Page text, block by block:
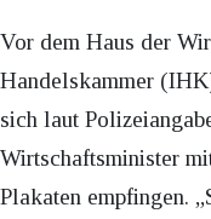
Vor dem Haus der
Handelskammer
sich laut
Wirtschaftsminister
Plakaten empfingen.